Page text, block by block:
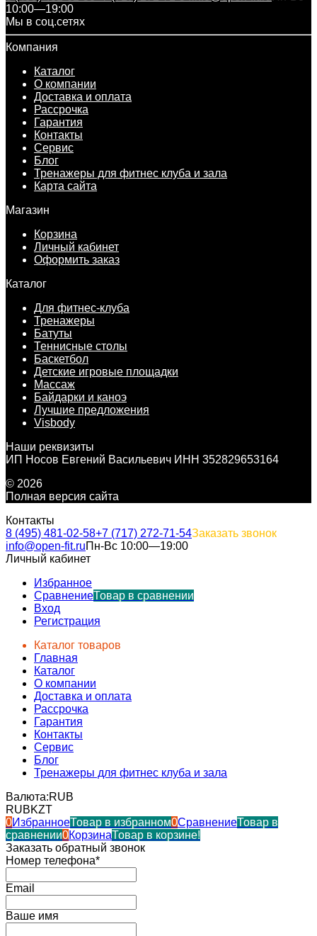
10:00—19:00
Мы в соц.сетях
Компания
Каталог
О компании
Доставка и оплата
Рассрочка
Гарантия
Контакты
Сервис
Блог
Тренажеры для фитнес клуба и зала
Карта сайта
Магазин
Корзина
Личный кабинет
Оформить заказ
Каталог
Для фитнес-клуба
Тренажеры
Батуты
Теннисные столы
Баскетбол
Детские игровые площадки
Массаж
Байдарки и каноэ
Лучшие предложения
Visbody
Наши реквизиты
ИП Носов Евгений Васильевич ИНН 352829653164
© 2026
Полная версия сайта
Контакты
8 (495) 481-02-58+7 (717) 272-71-54Заказать звонок
info@open-fit.ruПн-Вс 10:00—19:00
Личный кабинет
Избранное
СравнениеТовар в сравнении
Вход
Регистрация
Каталог товаров
Главная
Каталог
О компании
Доставка и оплата
Рассрочка
Гарантия
Контакты
Сервис
Блог
Тренажеры для фитнес клуба и зала
Валюта:RUB
RUBKZT
0ИзбранноеТовар в избранном0СравнениеТовар в
сравнении0КорзинаТовар в корзине!
Заказать обратный звонок
Номер телефона*
Email
Ваше имя